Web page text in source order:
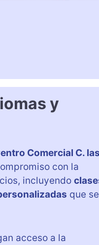
y
Comercial C. las
con la
incluyendo
que se
acceso a la